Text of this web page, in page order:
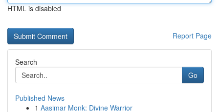
HTML is disabled
Report Page
Search
Go
Published News
1 Aasimar Monk: Divine Warrior